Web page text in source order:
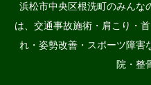
浜松市中央区根洗町のみんな
は、交通事故施術・肩こり・
れ・姿勢改善・スポーツ障害
院・整